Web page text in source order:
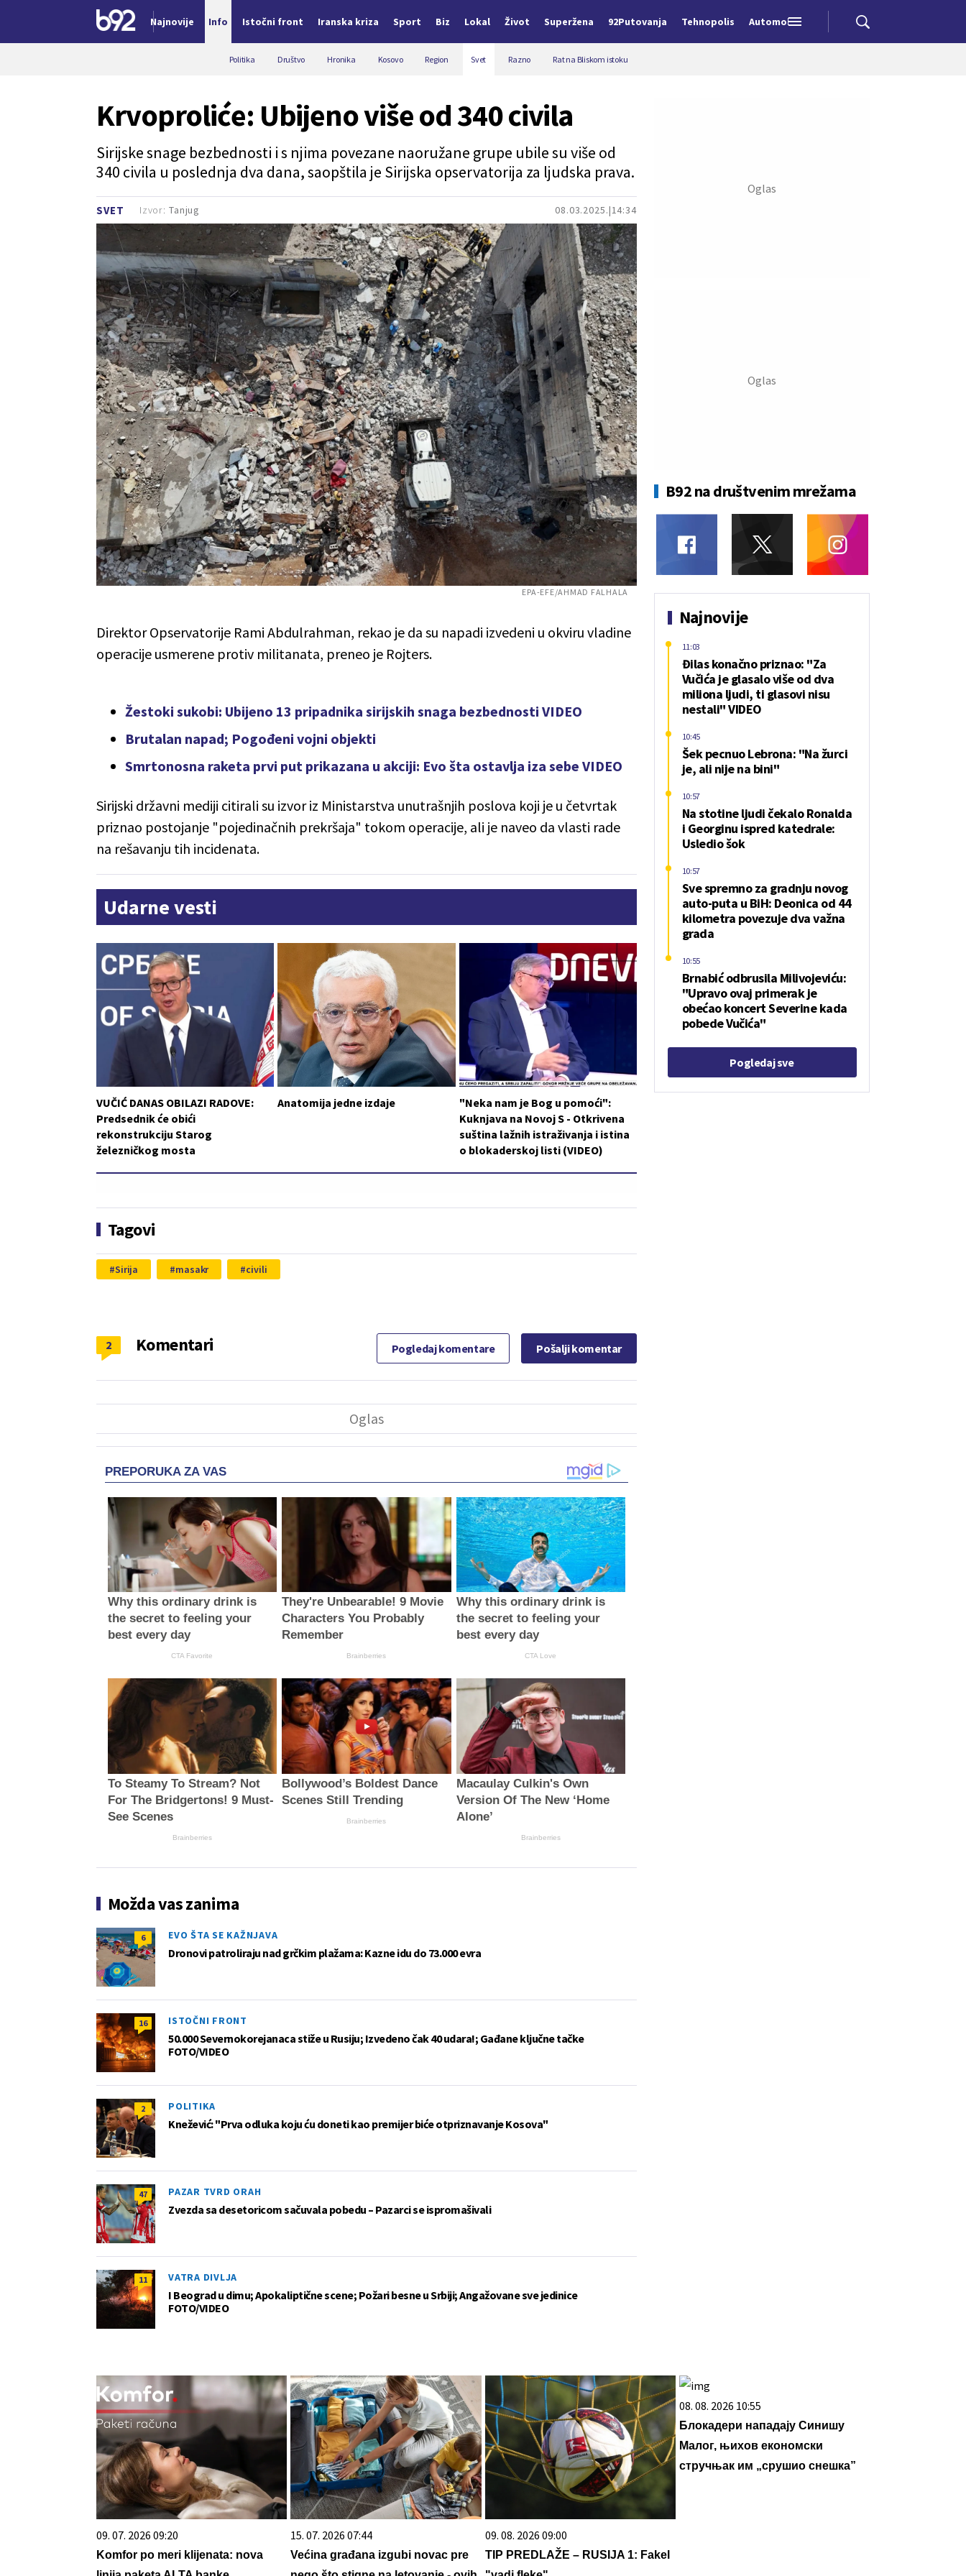
Najnovije Info Istočni front Iranska kriza Sport Biz Lokal Život Superžena 92Putovanja Tehnopolis Automobili
Politika Društvo Hronika Kosovo Region Svet Razno Rat na Bliskom istoku
SVET 08.03.2025. 14:34
Krvoproliće: Ubijeno više od 340 civila
Sirijske snage bezbednosti i s njima povezane naoružane grupe ubile su više od
340 civila u poslednja dva dana, saopštila je Sirijska opservatorija za ljudska prava.
Izvor: Tanjug
EPA-EFE/AHMAD FALHALA
Direktor Opservatorije Rami Abdulrahman, rekao je da su napadi izvedeni u okviru vladine
operacije usmerene protiv militanata, preneo je Rojters.
Žestoki sukobi: Ubijeno 13 pripadnika sirijskih snaga bezbednosti VIDEO
Brutalan napad; Pogođeni vojni objekti
Smrtonosna raketa prvi put prikazana u akciji: Evo šta ostavlja iza sebe VIDEO
Sirijski državni mediji citirali su izvor iz Ministarstva unutrašnjih poslova koji je u četvrtak
priznao postojanje "pojedinačnih prekršaja" tokom operacije, ali je naveo da vlasti rade
na rešavanju tih incidenata.
Udarne vesti
VUČIĆ DANAS OBILAZI RADOVE:
Predsednik će obići
rekonstrukciju Starog
železničkog mosta
Anatomija jedne izdaje
"Neka nam je Bog u pomoći":
Kuknjava na Novoj S - Otkrivena
suština lažnih istraživanja i istina
o blokaderskoj listi (VIDEO)
Tagovi
Sirija masakr civili
Komentari
2 Pogledaj komentare Pošalji komentar
PREPORUKA ZA VAS
Why this ordinary drink is
the secret to feeling your
best every day
CTA Favorite
They're Unbearable! 9 Movie
Characters You Probably
Remember
Brainberries
Why this ordinary drink is
the secret to feeling your
best every day
CTA Love
To Steamy To Stream? Not
For The Bridgertons! 9 Must-
See Scenes
Brainberries
Bollywood’s Boldest Dance
Scenes Still Trending
Brainberries
Macaulay Culkin's Own
Version Of The New ‘Home
Alone’
Brainberries
Možda vas zanima
6 EVO ŠTA SE KAŽNJAVA
Dronovi patroliraju nad grčkim plažama: Kazne idu do 73.000 evra
16 ISTOČNI FRONT
50.000 Severnokorejanaca stiže u Rusiju; Izvedeno čak 40 udara!; Gađane ključne tačke
FOTO/VIDEO
2 POLITIKA
Knežević: "Prva odluka koju ću doneti kao premijer biće otpriznavanje Kosova"
47 PAZAR TVRD ORAH
Zvezda sa desetoricom sačuvala pobedu – Pazarci se ispromašivali
11 VATRA DIVLJA
I Beograd u dimu; Apokaliptične scene; Požari besne u Srbiji; Angažovane sve jedinice
FOTO/VIDEO
B92 na društvenim mrežama
Najnovije
Đilas konačno priznao: "Za
Vučića je glasalo više od dva
miliona ljudi, ti glasovi nisu
nestali" VIDEO
11:03
Šek pecnuo Lebrona: "Na žurci
je, ali nije na bini"
10:45
Na stotine ljudi čekalo Ronalda
i Georginu ispred katedrale:
Usledio šok
10:57
Sve spremno za gradnju novog
auto-puta u BiH: Deonica od 44
kilometra povezuje dva važna
grada
10:57
Brnabić odbrusila Milivojeviću:
"Upravo ovaj primerak je
obećao koncert Severine kada
pobede Vučića"
10:55
Pogledaj sve
09. 07. 2026 09:20
Komfor po meri klijenata: nova
15. 07. 2026 07:44
Većina građana izgubi novac pre
09. 08. 2026 09:00
TIP PREDLAŽE – RUSIJA 1: Fakel
08. 08. 2026 10:55
Блокадери нападају Синишу
Малог, њихов економски
стручњак им „срушио снешка”